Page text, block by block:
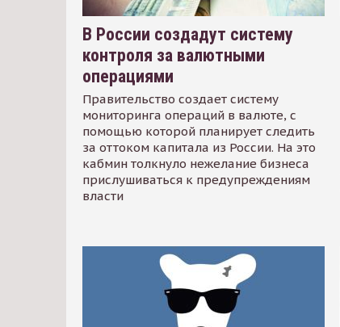
В России создадут систему
контроля за валютными
операциями
Правительство создает систему
мониторинга операций в валюте, с
помощью которой планирует следить
за оттоком капитала из России. На это
кабмин толкнуло нежелание бизнеса
прислушиваться к предупреждениям
власти